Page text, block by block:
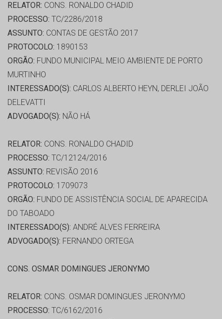
RELATOR: CONS. RONALDO CHADID
PROCESSO: TC/2286/2018
ASSUNTO: CONTAS DE GESTÃO 2017
PROTOCOLO: 1890153
ORGÃO: FUNDO MUNICIPAL MEIO AMBIENTE DE PORTO
MURTINHO
INTERESSADO(S): CARLOS ALBERTO HEYN, DERLEI JOÃO
DELEVATTI
ADVOGADO(S): NÃO HÁ
RELATOR: CONS. RONALDO CHADID
PROCESSO: TC/12124/2016
ASSUNTO: REVISÃO 2016
PROTOCOLO: 1709073
ORGÃO: FUNDO DE ASSISTÊNCIA SOCIAL DE APARECIDA
DO TABOADO
INTERESSADO(S): ANDRÉ ALVES FERREIRA
ADVOGADO(S): FERNANDO ORTEGA
CONS. OSMAR DOMINGUES JERONYMO
RELATOR: CONS. OSMAR DOMINGUES JERONYMO
PROCESSO: TC/6162/2016